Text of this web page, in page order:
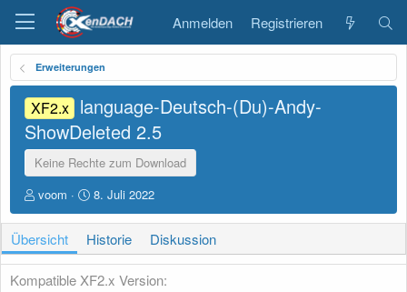
Anmelden Registrieren
Erweiterungen
XF2.x language-Deutsch-(Du)-Andy-
ShowDeleted 2.5
Keine Rechte zum Download
A
u
t
o
r
voom
D
a
t
u
m
E
8. Juli 2022
Übersicht Historie Diskussion
Kompatible XF2.x Version